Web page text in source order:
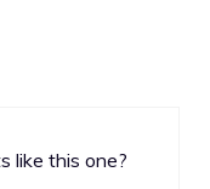
like this one?